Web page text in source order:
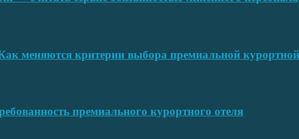
меняются критерии выбора премиальной
премиального курортного отеля